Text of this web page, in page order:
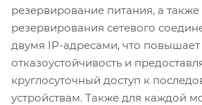
резервирование питания, а
резервирования сетевого
двумя IP-адресами, что повышает
отказоустойчивость и
круглосуточный доступ к
устройствам. Также для каждой